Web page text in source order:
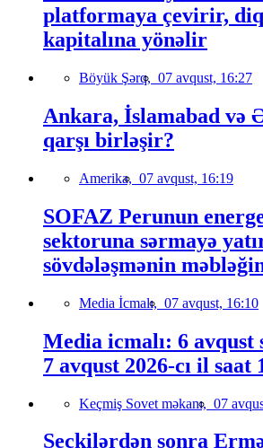
platformaya çevirir,
kapitalına yönəlir
Böyük Şərq, 07 avqust, 16:27
Ankara, İslamabad və
qarşı birləşir?
Amerika, 07 avqust, 16:19
SOFAZ Perunun
sektoruna sərmayə
sövdələşmənin
Media İcmalı, 07 avqust, 16:10
Media icmalı: 6 avqust
7 avqust 2026-cı il saat
Keçmiş Sovet məkanı, 07
Seçkilərdən sonra